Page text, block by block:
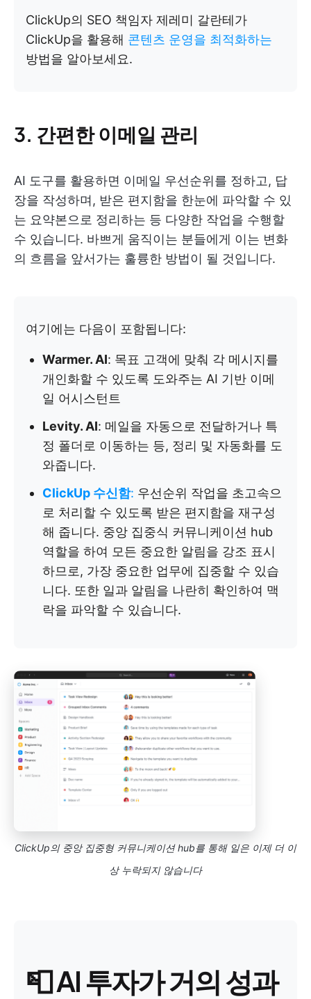
ClickUp의 SEO 책임자 제레미 갈란테가
ClickUp을 활용해 콘텐츠 운영을 최적화하는
방법을 알아보세요.
3. 간편한 이메일 관리
AI 도구를 활용하면 이메일 우선순위를 정하고, 답
장을 작성하며, 받은 편지함을 한눈에 파악할 수 있
는 요약본으로 정리하는 등 다양한 작업을 수행할
수 있습니다. 바쁘게 움직이는 분들에게 이는 변화
의 흐름을 앞서가는 훌륭한 방법이 될 것입니다.
여기에는 다음이 포함됩니다:
Warmer. AI: 목표 고객에 맞춰 각 메시지를
개인화할 수 있도록 도와주는 AI 기반 이메
일 어시스턴트
Levity. AI: 메일을 자동으로 전달하거나 특
정 폴더로 이동하는 등, 정리 및 자동화를 도
와줍니다.
ClickUp 수신함: 우선순위 작업을 초고속으
로 처리할 수 있도록 받은 편지함을 재구성
해 줍니다. 중앙 집중식 커뮤니케이션 hub
역할을 하여 모든 중요한 알림을 강조 표시
하므로, 가장 중요한 업무에 집중할 수 있습
니다. 또한 일과 알림을 나란히 확인하여 맥
락을 파악할 수 있습니다.
ClickUp의 중앙 집중형 커뮤니케이션 hub를 통해 일은 이제 더 이
상 누락되지 않습니다
📮AI 투자가 거의 성과